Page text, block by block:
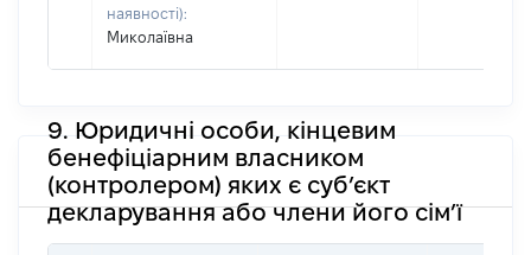
наявності):
Миколаївна
9. Юридичні особи, кінцевим
бенефіціарним власником
(контролером) яких є суб’єкт
декларування або члени його сім’ї